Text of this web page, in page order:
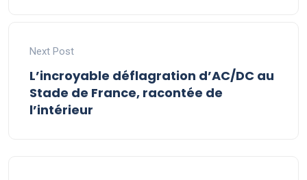
Next Post
L’incroyable déflagration d’AC/DC au
Stade de France, racontée de
l’intérieur